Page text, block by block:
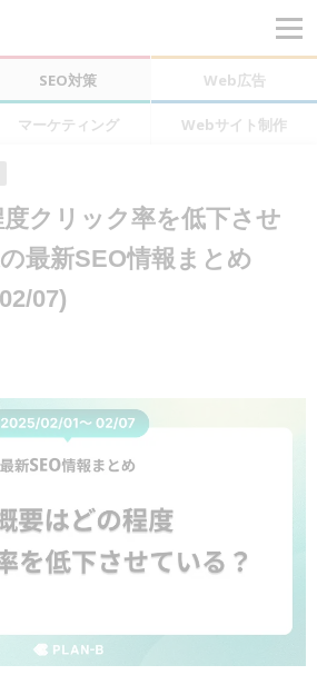
SEO対策 Web広告
マーケティング Webサイト制作
クリック率を低下させ
最新SEO情報まとめ
07)